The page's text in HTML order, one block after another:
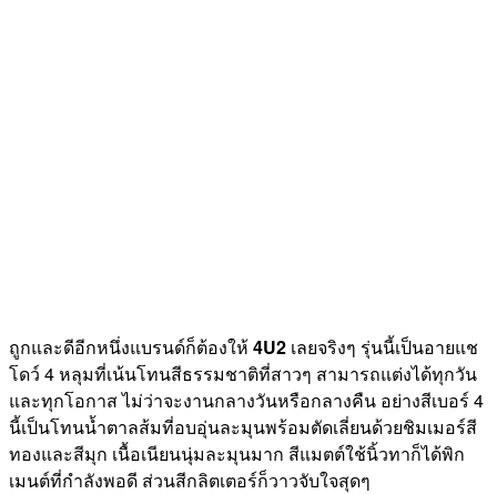
ถูกและดีอีกหนึ่งแบรนด์ก็ต้องให้4U2 เลยจริงๆ รุ่นนี้เป็นอายแช
โดว์ 4 หลุมที่เน้นโทนสีธรรมชาติที่สาวๆ สามารถแต่งได้ทุกวัน
และทุกโอกาส ไม่ว่าจะงานกลางวันหรือกลางคืน อย่างสีเบอร์ 4
นี้เป็นโทนน้ำตาลส้มที่อบอุ่นละมุนพร้อมตัดเลี่ยนด้วยชิมเมอร์สี
ทองและสีมุก เนื้อเนียนนุ่มละมุนมาก สีแมตต์ใช้นิ้วทาก็ได้พิก
เมนต์ที่กำลังพอดี ส่วนสีกลิตเตอร์ก็วาวจับใจสุดๆ